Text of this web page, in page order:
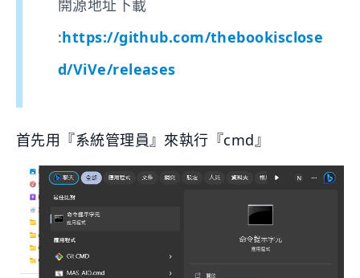
開源地址下載
:https://github.com/thebookisclose
d/ViVe/releases
首先用『系統管理員』來執行『cmd』